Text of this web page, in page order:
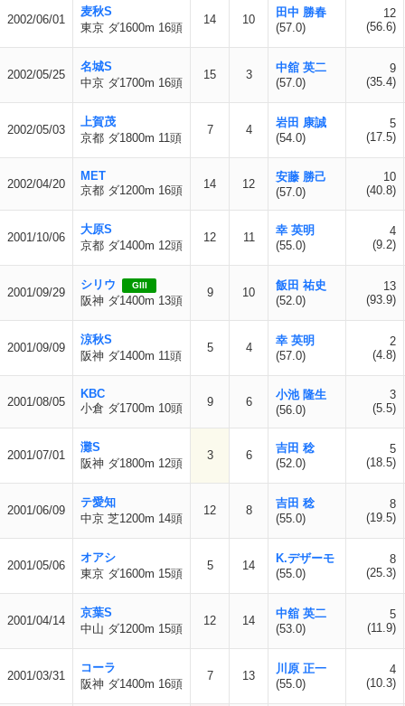
2002/06/01
麦秋S
東京 ダ1600m 16頭
14 10
田中 勝春
(57.0)
12
(56.6)
2002/05/25
名城S
中京 ダ1700m 16頭
15 3
中舘 英二
(57.0)
9
(35.4)
2002/05/03
上賀茂
京都 ダ1800m 11頭
7 4
岩田 康誠
(54.0)
5
(17.5)
2002/04/20
MET
京都 ダ1200m 16頭
14 12
安藤 勝己
(57.0)
10
(40.8)
2001/10/06
大原S
京都 ダ1400m 12頭
12 11
幸 英明
(55.0)
4
(9.2)
2001/09/29
シリウ GIII
阪神 ダ1400m 13頭
9 10
飯田 祐史
(52.0)
13
(93.9)
2001/09/09
涼秋S
阪神 ダ1400m 11頭
5 4
幸 英明
(57.0)
2
(4.8)
2001/08/05
KBC
小倉 ダ1700m 10頭
9 6
小池 隆生
(56.0)
3
(5.5)
2001/07/01
灘S
阪神 ダ1800m 12頭
3 6
吉田 稔
(52.0)
5
(18.5)
2001/06/09
テ愛知
中京 芝1200m 14頭
12 8
吉田 稔
(55.0)
8
(19.5)
2001/05/06
オアシ
東京 ダ1600m 15頭
5 14
K.デザーモ
(55.0)
8
(25.3)
2001/04/14
京葉S
中山 ダ1200m 15頭
12 14
中舘 英二
(53.0)
5
(11.9)
2001/03/31
コーラ
阪神 ダ1400m 16頭
7 13
川原 正一
(55.0)
4
(10.3)